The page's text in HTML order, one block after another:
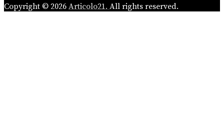
Copyright © 2026 Articolo21. All rights reserved.